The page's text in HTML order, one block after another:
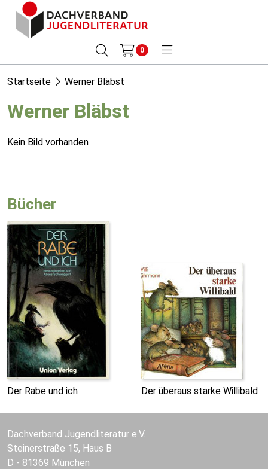
0
Startseite Werner Bläbst
Werner Bläbst
Kein Bild vorhanden
Bücher
Der Rabe und ich Der überaus starke Willibald
Dachverband Jugendliteratur e.V.
Steinerstraße 15, Haus B
D - 81369 München